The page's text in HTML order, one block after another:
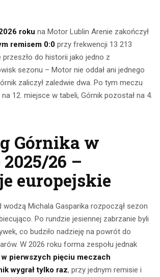
roku na Motor Lublin Arenie zakończył
remisem 0:0 przy frekwencji 13 213
przeszło do historii jako jedno z
sezonu – Motor nie oddał ani jednego
zaliczył zaledwie dwa. Po tym meczu
12. miejsce w tabeli, Górnik pozostał na 4.
Górnika w
26 –
europejskie
wodzą Michala Gasparika rozpoczął sezon
Po rundzie jesiennej zabrzanie byli
co budziło nadzieję na powrót do
W 2026 roku forma zespołu jednak
w pierwszych pięciu meczach
wygrał tylko raz, przy jednym remisie i